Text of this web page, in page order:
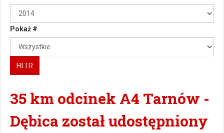
Pokaż #
FILTR
35 km odcinek A4 Tarnów -
Dębica został udostępniony